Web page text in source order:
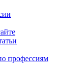
профессиям